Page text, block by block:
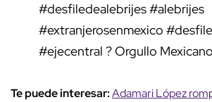
#desfiledealebrijes#alebrijes
#extranjerosenmexico
#ejecentral ? Orgullo
Te puede interesar:Adamari López